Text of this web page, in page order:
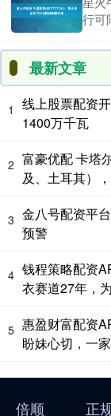
行可
最新文章
1
线上股票配资
1400万千瓦
2 富豪优配 卡塔
及、土耳其）
3 金八号配资平
预警
4 钱程策略配资
衣赛道27年，
5 惠盈财富配资
盼妹心切，一
倍顺 正